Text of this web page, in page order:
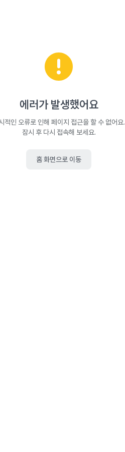
에러가 발생했어요
적인 오류로 인해 페이지 접근을 할 수 없어요.
잠시 후 다시 접속해 보세요.
홈 화면으로 이동